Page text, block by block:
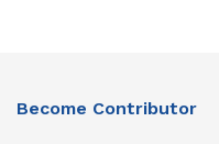
Become Contributor